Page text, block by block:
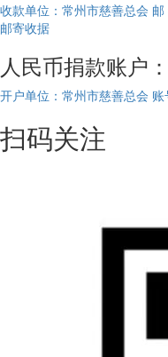
收款单位：常州市慈善总会
邮寄收据
人民币捐款账户：
开户单位：常州市慈善总会
扫码关注